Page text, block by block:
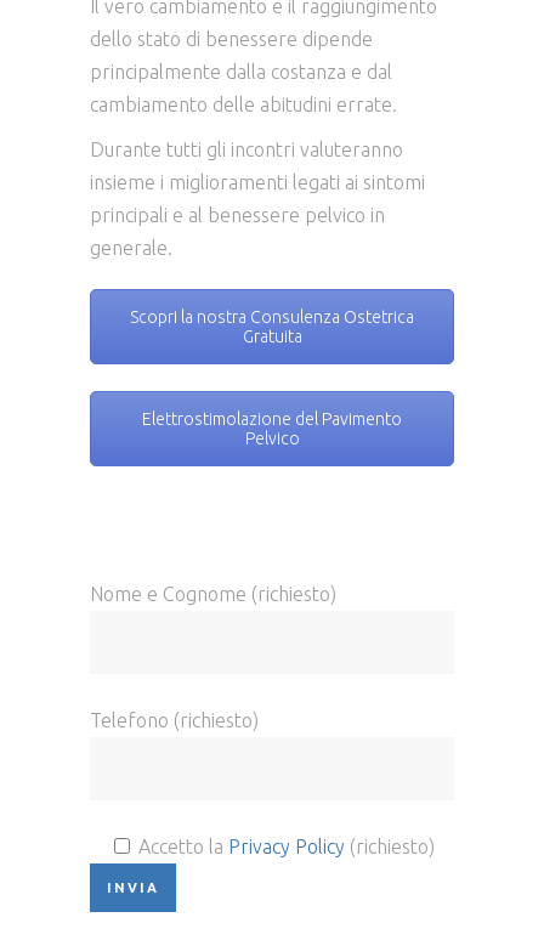
Il vero cambiamento e il raggiungimento
dello stato di benessere dipende
principalmente dalla costanza e dal
cambiamento delle abitudini errate.
Durante tutti gli incontri valuteranno
insieme i miglioramenti legati ai sintomi
principali e al benessere pelvico in
generale.
Scopri la nostra Consulenza Ostetrica
Gratuita
Elettrostimolazione del Pavimento
Pelvico
Nome e Cognome (richiesto)
Telefono (richiesto)
Accetto la Privacy Policy (richiesto)